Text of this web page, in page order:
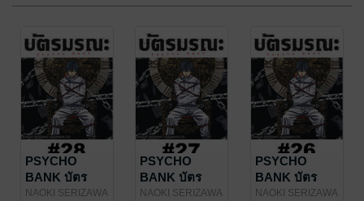
PSYCHO
BANK บัตร
มรณะ - EP 28
NAOKI SERIZAWA
PSYCHO
BANK บัตร
มรณะ - EP 27
NAOKI SERIZAWA
PSYCHO
BANK บัตร
มรณะ - EP 26
NAOKI SERIZAWA